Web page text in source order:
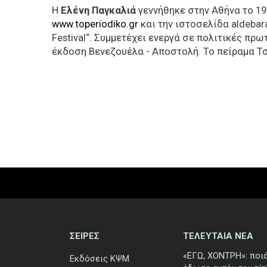
Η Ελένη Παγκαλιά γεννήθηκε στην Αθήνα το
www.toperiodiko.gr και την ιστοσελίδα
Festival“. Συμμετέχει ενεργά σε πολιτικές
έκδοση Βενεζουέλα - Αποστολή. Το πείραμα
ΣΕΙΡΕΣ
Εκδόσεις ΚΨΜ
ΤΕΛΕΥΤΑΙΑ ΝΕΑ
«ΕΓΩ, ΧΟΝΤΡΗ»: